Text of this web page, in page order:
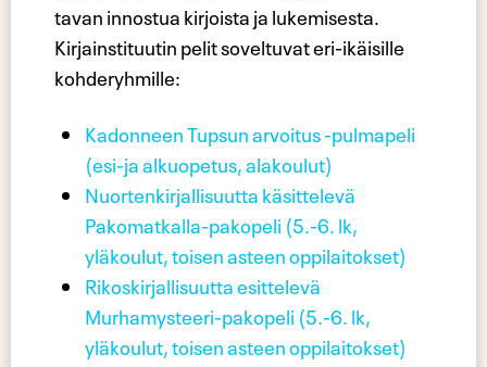
tavan innostua kirjoista ja lukemisesta.
Kirjainstituutin pelit soveltuvat eri-ikäisille
kohderyhmille:
Kadonneen Tupsun arvoitus -pulmapeli
(esi-ja alkuopetus, alakoulut)
Nuortenkirjallisuutta käsittelevä
Pakomatkalla-pakopeli (5.-6. lk,
yläkoulut, toisen asteen oppilaitokset)
Rikoskirjallisuutta esittelevä
Murhamysteeri-pakopeli (5.-6. lk,
yläkoulut, toisen asteen oppilaitokset)